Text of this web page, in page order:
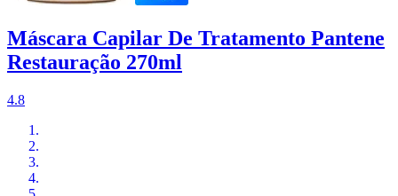
Máscara Capilar De Tratamento Pantene
Restauração 270ml
4.8